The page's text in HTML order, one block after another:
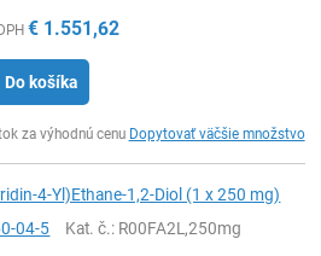
€ 1.551,62
Do košíka
za výhodnú cenu Dopytovať väčšie množstvo
4-Yl)Ethane-1,2-Diol (1 x 250 mg)
04-5 Kat. č.: R00FA2L,250mg